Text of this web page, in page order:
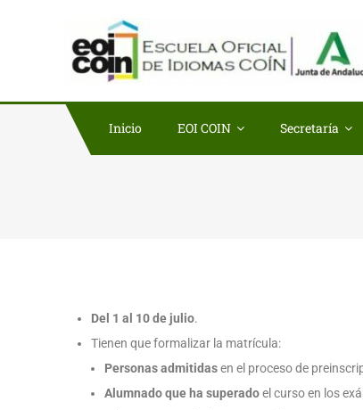
Inicio EOI COIN Secretaría
Del 1 al 10 de julio.
Tienen que formalizar la matrícula:
Personas admitidasen el proceso de
Alumnado que ha superadoel curso en los